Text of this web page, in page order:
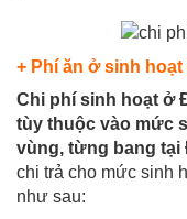
+ Phí ăn ở sinh
Chi phí sinh hoạt ở
tùy thuộc vào mức
vùng, từng bang
chi trả cho mức sinh
như sau: